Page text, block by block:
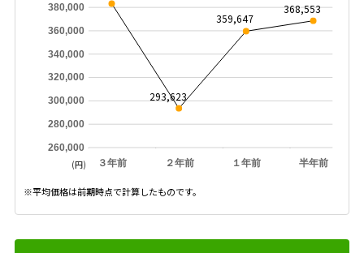
３年前 ２年前 １年前 半年前
260,000
280,000
300,000
320,000
340,000
360,000
380,000
293,623
359,647
368,553
(円)
※平均価格は前期時点で計算したものです。